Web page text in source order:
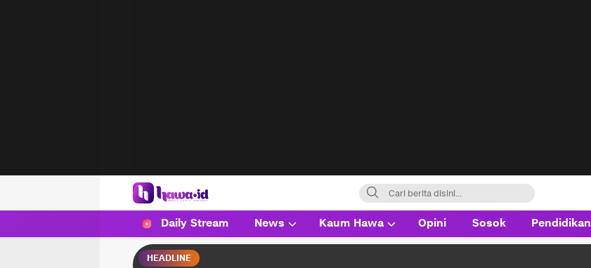
HAWA
Haluan Wanita Indonesia
Daily Stream News Kaum Hawa Opini Sosok Pendidikan
HEADLINE